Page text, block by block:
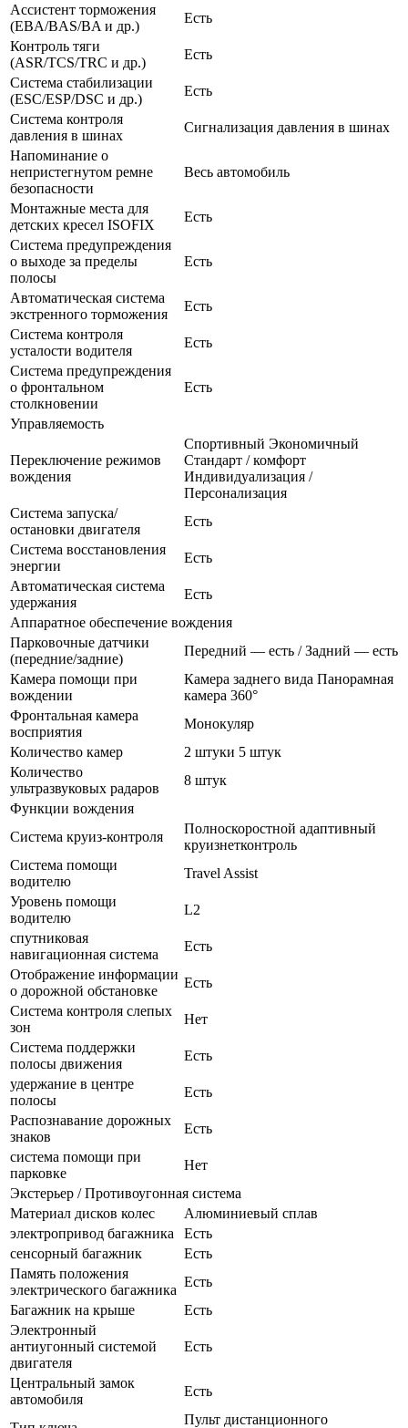
Ассистент торможения
(EBA/BAS/BA и др.)
Есть
Контроль тяги
(ASR/TCS/TRC и др.)
Есть
Система стабилизации
(ESC/ESP/DSC и др.)
Есть
Система контроля
давления в шинах
Сигнализация давления в шинах
Напоминание о
непристегнутом ремне
безопасности
Весь автомобиль
Монтажные места для
детских кресел ISOFIX
Есть
Система предупреждения
о выходе за пределы
полосы
Есть
Автоматическая система
экстренного торможения
Есть
Система контроля
усталости водителя
Есть
Система предупреждения
о фронтальном
столкновении
Есть
Управляемость
Переключение режимов
вождения
Спортивный Экономичный
Стандарт / комфорт
Индивидуализация /
Персонализация
Система запуска/
остановки двигателя
Есть
Система восстановления
энергии
Есть
Автоматическая система
удержания
Есть
Аппаратное обеспечение вождения
Парковочные датчики
(передние/задние)
Передний — есть / Задний — есть
Камера помощи при
вождении
Камера заднего вида Панорамная
камера 360°
Фронтальная камера
восприятия
Монокуляр
Количество камер
2 штуки 5 штук
Количество
ультразвуковых радаров
8 штук
Функции вождения
Система круиз-контроля
Полноскоростной адаптивный
круизнетконтроль
Система помощи
водителю
Travel Assist
Уровень помощи
водителю
L2
спутниковая
навигационная система
Есть
Отображение информации
о дорожной обстановке
Есть
Система контроля слепых
зон
Нет
Система поддержки
полосы движения
Есть
удержание в центре
полосы
Есть
Распознавание дорожных
знаков
Есть
система помощи при
парковке
Нет
Экстерьер / Противоугонная система
Материал дисков колес
Алюминиевый сплав
электропривод багажника
Есть
сенсорный багажник
Есть
Память положения
электрического багажника
Есть
Багажник на крыше
Есть
Электронный
антиугонный системой
двигателя
Есть
Центральный замок
автомобиля
Есть
Пульт дистанционного